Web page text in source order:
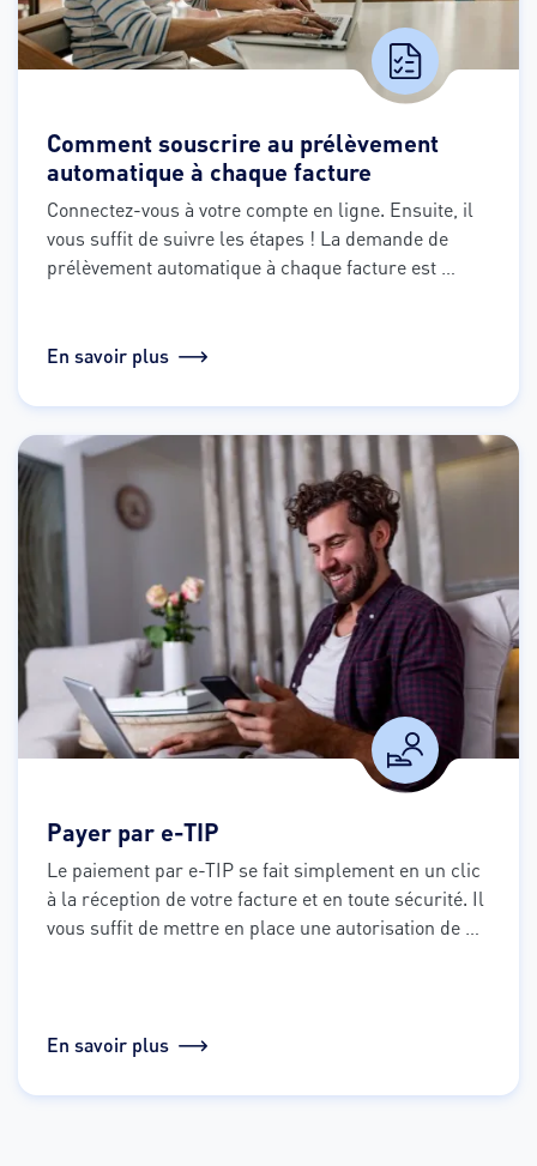
Comment souscrire au prélèvement
automatique à chaque facture
Connectez-vous à votre compte en ligne. Ensuite, il
vous suffit de suivre les étapes ! La demande de
prélèvement automatique à chaque facture est
En savoir plus
Payer par e-TIP
Le paiement par e-TIP se fait simplement en un clic
à la réception de votre facture et en toute sécurité. Il
vous suffit de mettre en place une autorisation de
En savoir plus